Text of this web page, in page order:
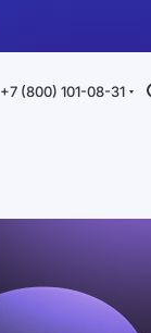
+7 (800) 101-08-31